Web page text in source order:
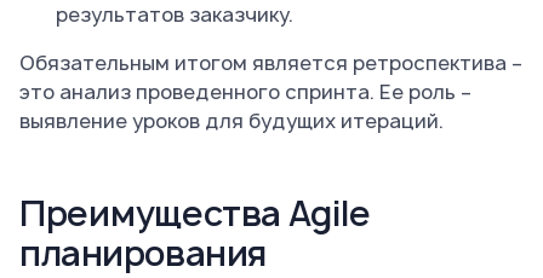
результатов заказчику.
Обязательным итогом является ретроспектива –
это анализ проведенного спринта. Ее роль –
выявление уроков для будущих итераций.
Преимущества Agile
планирования